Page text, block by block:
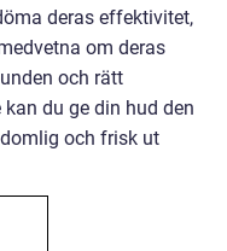
deras effektivitet,
om deras
och rätt
du ge din hud den
och frisk ut